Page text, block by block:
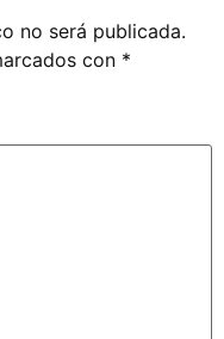
no será publicada.
con *